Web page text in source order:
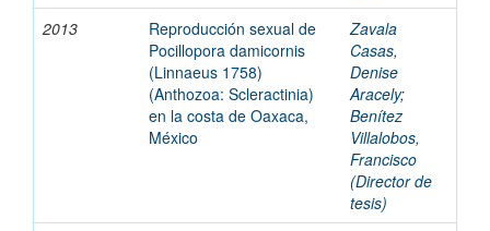
2013
Reproducción sexual de
Pocillopora damicornis
(Linnaeus 1758)
(Anthozoa: Scleractinia)
en la costa de Oaxaca,
México
Zavala
Casas,
Denise
Aracely;
Benítez
Villalobos,
Francisco
(Director de
tesis)